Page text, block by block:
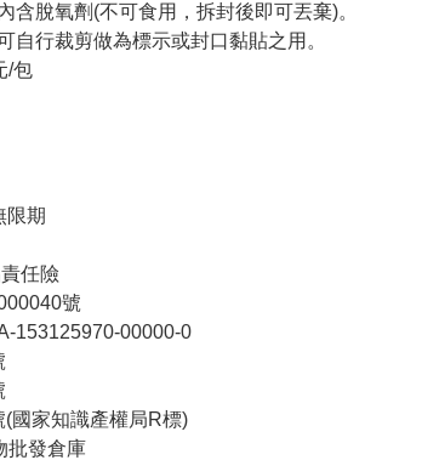
脫氧劑(不可食用，拆封後即可丟棄)。
自行裁剪做為標示或封口黏貼之用。
/包
限期
任險
號
153125970-00000-0
(國家知識產權局R標)
批發倉庫